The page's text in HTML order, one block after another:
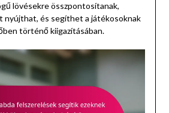
lövésekre összpontosítanak,
nyújthat, és segíthet a játékosoknak
történő kiigazításában.